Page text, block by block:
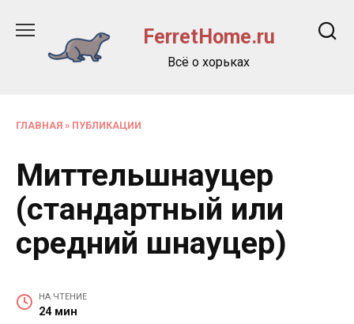
содержанию
FerretHome.ru
Всё о хорьках
ГЛАВНАЯ » ПУБЛИКАЦИИ
Миттельшнауцер
(стандартный или
средний шнауцер)
НА ЧТЕНИЕ
24 мин